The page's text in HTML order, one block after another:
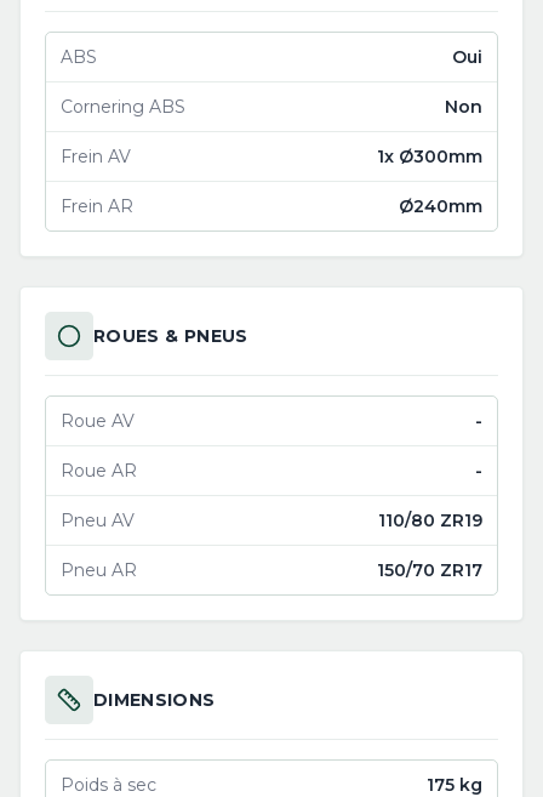
ABS Oui
Cornering ABS Non
Frein AV 1x Ø300mm
Frein AR Ø240mm
ROUES & PNEUS
Roue AV -
Roue AR -
Pneu AV 110/80 ZR19
Pneu AR 150/70 ZR17
DIMENSIONS
Poids à sec 175 kg